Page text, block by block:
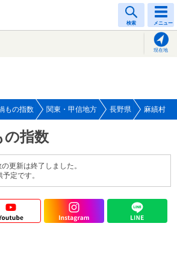
検索 メニュー
現在地
もの指数 関東・甲信地方 長野県 麻績村
の指数
更新は終了しました。
定です。